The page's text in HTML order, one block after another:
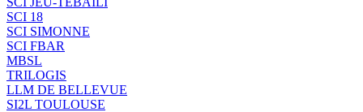
SCI 18
SCI SIMONNE
SCI FBAR
MBSL
TRILOGIS
LLM DE BELLEVUE
SI2L TOULOUSE